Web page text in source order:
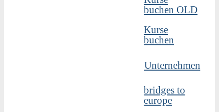
buchen OLD
Kurse
buchen
Unternehmen
bridges to
europe